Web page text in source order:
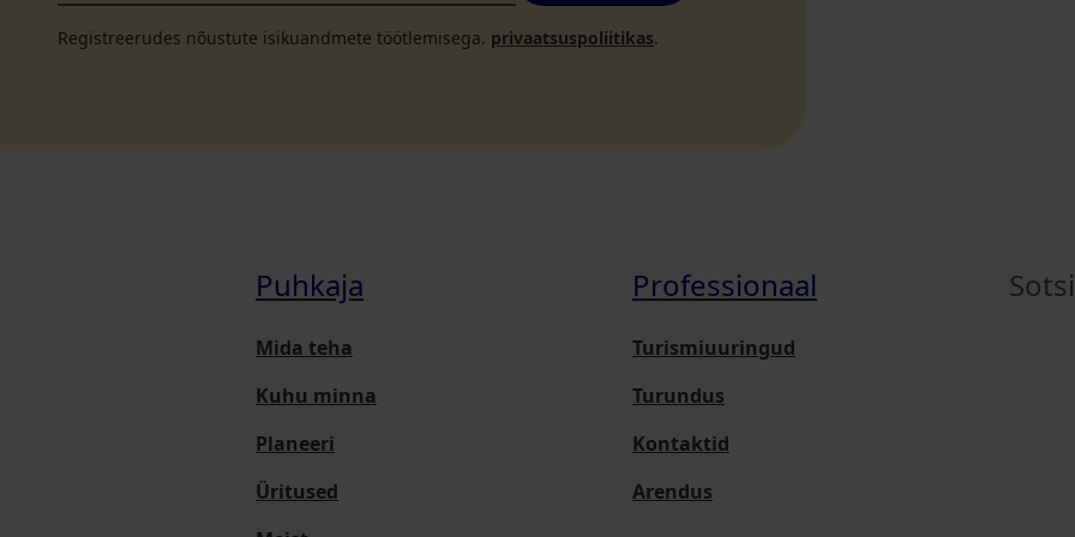
Registreerudes nõustute isikuandmete töötlemisega. privaatsuspoliitikas.
Puhkaja
Mida teha
Kuhu minna
Planeeri
Üritused
Professionaal
Turismiuuringud
Turundus
Kontaktid
Arendus